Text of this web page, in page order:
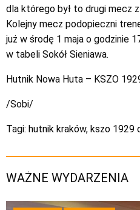
dla którego był to drugi mecz
Kolejny mecz podopieczni
już w środę 1 maja o godzinie
w tabeli Sokół Sieniawa.
Hutnik Nowa Huta – KSZO
/Sobi/
Tagi: hutnik kraków, kszo 1929
WAŻNE WYDARZENIA